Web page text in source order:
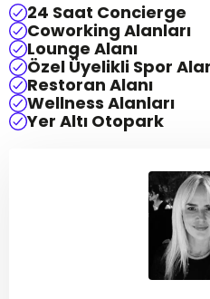
24 Saat Concierge
Coworking Alanları
Lounge Alanı
Özel Üyelikli Spor
Restoran Alanı
Wellness Alanları
Yer Altı Otopark